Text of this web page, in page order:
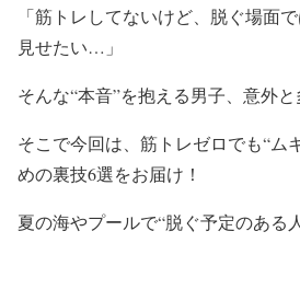
「筋トレしてないけど、 脱ぐ場面
見せたい…」
そんな“本音”を抱える男子、意外と
そこで今回は、筋トレゼロでも“ム
めの裏技6選をお届け！
夏の海やプールで“脱ぐ予定のある